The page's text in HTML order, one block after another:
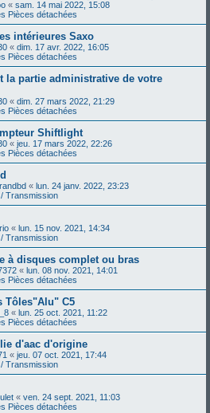
« sam. 14 mai 2022, 15:08
Pièces détachées
intérieures Saxo
« dim. 17 avr. 2022, 16:05
Pièces détachées
la partie administrative de votre
« dim. 27 mars 2022, 21:29
Pièces détachées
Shiftlight
« jeu. 17 mars 2022, 22:26
Pièces détachées
« lun. 24 janv. 2022, 23:23
Transmission
« lun. 15 nov. 2021, 14:34
Transmission
à disques complet ou bras
« lun. 08 nov. 2021, 14:01
Pièces détachées
Tôles"Alu" C5
« lun. 25 oct. 2021, 11:22
Pièces détachées
d'aac d'origine
« jeu. 07 oct. 2021, 17:44
Transmission
« ven. 24 sept. 2021, 11:03
Pièces détachées